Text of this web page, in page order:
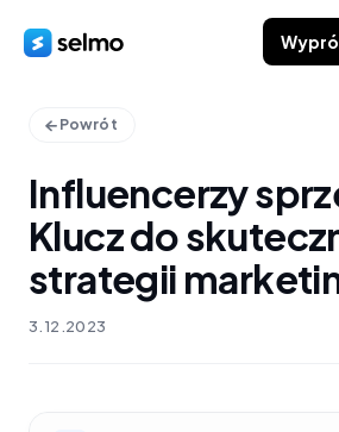
Powrót
Influencerzy
Klucz do
strategii
3.12.2023